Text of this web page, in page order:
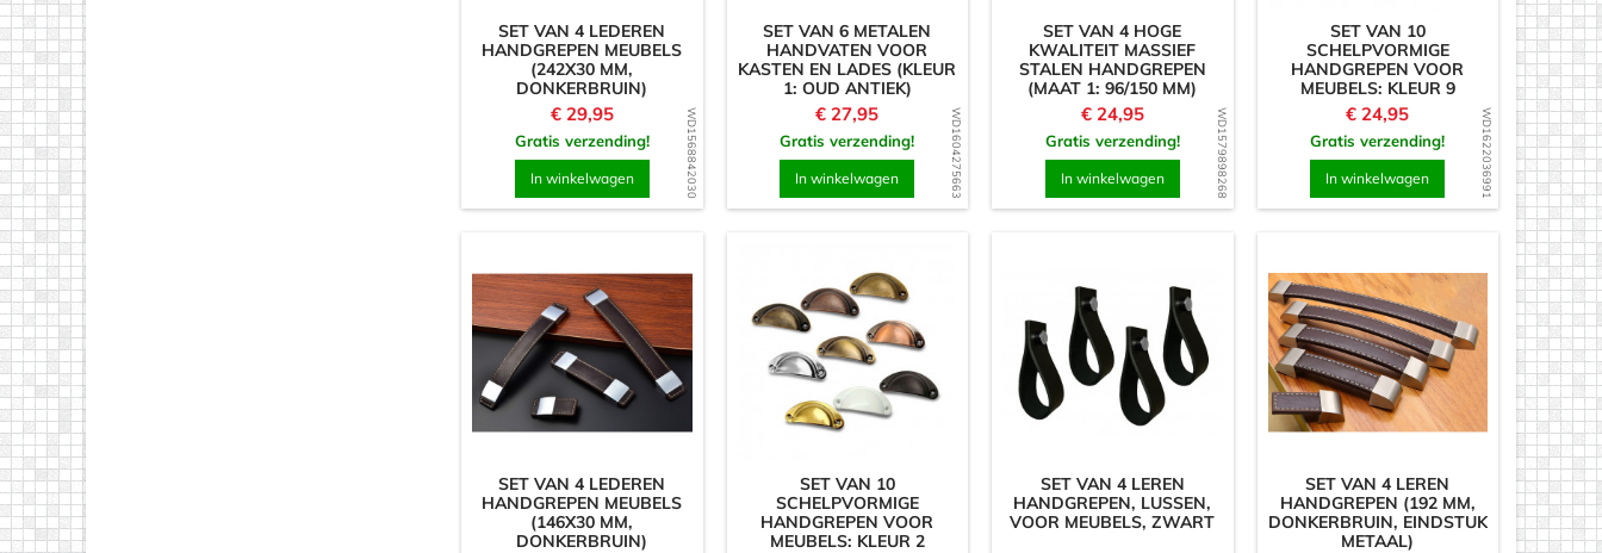
WD1568842030
SET VAN 4 LEDEREN
HANDGREPEN MEUBELS
(242X30 MM,
DONKERBRUIN)
Prijs
€ 29,95
Gratis verzending!
In winkelwagen WD1604275663
SET VAN 6 METALEN
HANDVATEN VOOR
KASTEN EN LADES (KLEUR
1: OUD ANTIEK)
Prijs
€ 27,95
Gratis verzending!
In winkelwagen WD1579898268
SET VAN 4 HOGE
KWALITEIT MASSIEF
STALEN HANDGREPEN
(MAAT 1: 96/150 MM)
Prijs
€ 24,95
Gratis verzending!
In winkelwagen WD1622036991
SET VAN 10
SCHELPVORMIGE
HANDGREPEN VOOR
MEUBELS: KLEUR 9
Prijs
€ 24,95
Gratis verzending!
In winkelwagen
SET VAN 4 LEDEREN
HANDGREPEN MEUBELS
(146X30 MM,
DONKERBRUIN)
SET VAN 10
SCHELPVORMIGE
HANDGREPEN VOOR
MEUBELS: KLEUR 2
SET VAN 4 LEREN
HANDGREPEN, LUSSEN,
VOOR MEUBELS, ZWART
SET VAN 4 LEREN
HANDGREPEN (192 MM,
DONKERBRUIN, EINDSTUK
METAAL)